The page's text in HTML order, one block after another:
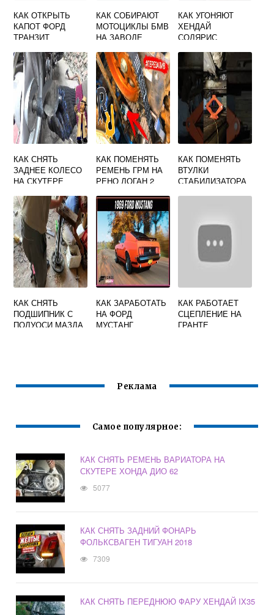
КАК ОТКРЫТЬ
КАПОТ ФОРД
ТРАНЗИТ
КАК СОБИРАЮТ
МОТОЦИКЛЫ БМВ
НА ЗАВОДЕ
КАК УГОНЯЮТ
ХЕНДАЙ
СОЛЯРИС
КАК СНЯТЬ
ЗАДНЕЕ КОЛЕСО
НА СКУТЕРЕ
КАК ПОМЕНЯТЬ
РЕМЕНЬ ГРМ НА
РЕНО ЛОГАН 2
КАК ПОМЕНЯТЬ
ВТУЛКИ
СТАБИЛИЗАТОРА
КАК СНЯТЬ
ПОДШИПНИК С
ПОЛУОСИ МАЗДА
КАК ЗАРАБОТАТЬ
НА ФОРД
МУСТАНГ
КАК РАБОТАЕТ
СЦЕПЛЕНИЕ НА
ГРАНТЕ
Реклама
Самое популярное:
КАК СНЯТЬ РЕМЕНЬ ВАРИАТОРА НА
СКУТЕРЕ ХОНДА ДИО 62
5077
КАК СНЯТЬ ЗАДНИЙ ФОНАРЬ
ФОЛЬКСВАГЕН ТИГУАН 2018
7309
КАК СНЯТЬ ПЕРЕДНЮЮ ФАРУ ХЕНДАЙ IX35